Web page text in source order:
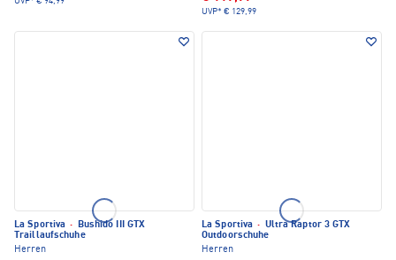
UVP* € 129,99
La Sportiva ·
Bushido III GTX
Traillaufschuhe
Herren
La Sportiva · Ultra Raptor 3 GTX
Outdoorschuhe
Herren